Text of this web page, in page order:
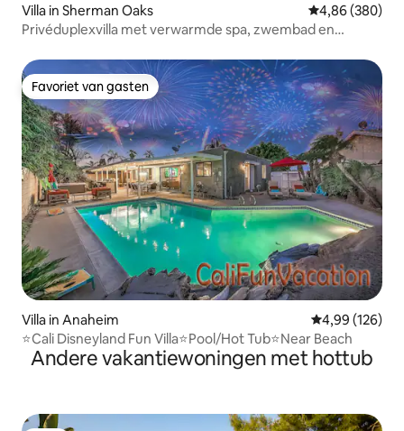
Villa in Sherman Oaks Gemiddelde
4,86 (380)
Privéduplexvilla met verwarmde spa, zwembad en
Favoriet van gasten
Favoriet van gasten
Villa in Anaheim Gemiddelde
4,99 (126)
⭐Cali Disneyland Fun Villa⭐Pool/Hot Tub⭐Near Beach
Andere vakantiewoningen met hottub